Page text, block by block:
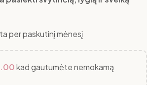
per paskutinį mėnesį
kad gautumėte nemokamą